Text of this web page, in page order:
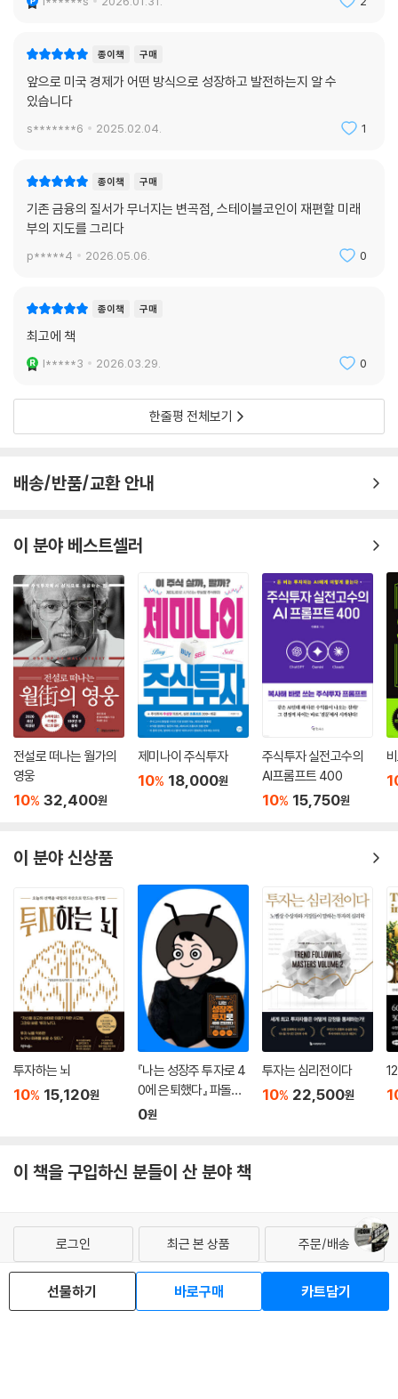
종이책 구매
앞으로 미국 경제가 어떤 방식으로 성장하고 발전하는지 알 수
있습니다
s*******6 2025.02.04. 1
종이책 구매
기존 금융의 질서가 무너지는 변곡점, 스테이블코인이 재편할 미래
부의 지도를 그리다
p*****4 2026.05.06. 0
종이책 구매
최고에 책
l*****3 2026.03.29. 0
한줄평 전체보기
배송/반품/교환 안내
이 분야 베스트셀러
전설로 떠나는 월가의
영웅
10% 32,400원
제미나이 주식투자
10% 18,000원
주식투자 실전고수의
AI프롬프트 400
10% 15,750원
이 분야 신상품
투자하는 뇌
10% 15,120원
『나는 성장주 투자로 4
0에 은퇴했다』 파돌댁
온라인 북토크
0원
투자는 심리전이다
10% 22,500원
이 책을 구입하신 분들이 산 분야 책
선물하기 바로구매 카트담기
로그인 최근 본 상품 주문/배송
고객센터 1544-3800 티켓 1544-6399
중고샵 1566-4295
eBook 1:1문의/채팅상담